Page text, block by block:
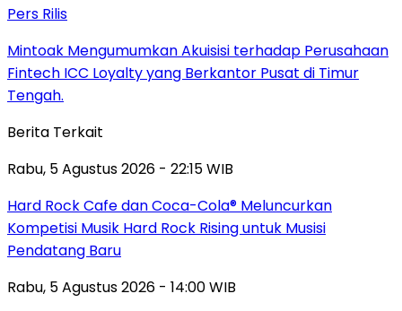
Pers Rilis
Mintoak Mengumumkan Akuisisi terhadap Perusahaan
Fintech ICC Loyalty yang Berkantor Pusat di Timur
Tengah.
Berita Terkait
Rabu, 5 Agustus 2026 - 22:15 WIB
Hard Rock Cafe dan Coca-Cola® Meluncurkan
Kompetisi Musik Hard Rock Rising untuk Musisi
Pendatang Baru
Rabu, 5 Agustus 2026 - 14:00 WIB